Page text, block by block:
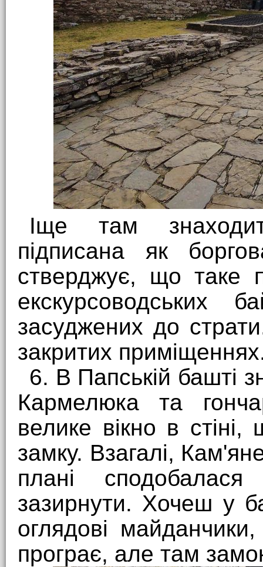
Іще там
підписана як
стверджує, що таке
екскурсоводських
засуджених до
закритих
6. В Папській башті
Кармелюка та
велике вікно в
замку. Взагалі,
плані
зазирнути. Хочеш у
оглядові
програє, але там